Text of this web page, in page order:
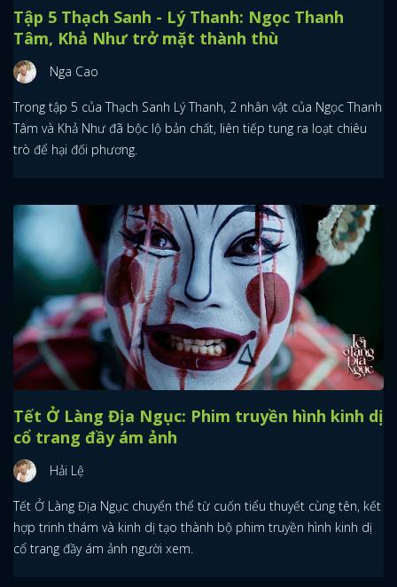
Tập 5 Thạch Sanh - Lý Thanh: Ngọc Thanh
Tâm, Khả Như trở mặt thành thù
Nga Cao
Trong tập 5 của Thạch Sanh Lý Thanh, 2 nhân vật của Ngọc Thanh
Tâm và Khả Như đã bộc lộ bản chất, liên tiếp tung ra loạt chiêu
trò để hại đối phương.
Tết Ở Làng Địa Ngục: Phim truyền hình kinh dị
cổ trang đầy ám ảnh
Hải Lệ
Tết Ở Làng Địa Ngục chuyển thể từ cuốn tiểu thuyết cùng tên, kết
hợp trinh thám và kinh dị tạo thành bộ phim truyền hình kinh dị
cổ trang đầy ám ảnh người xem.